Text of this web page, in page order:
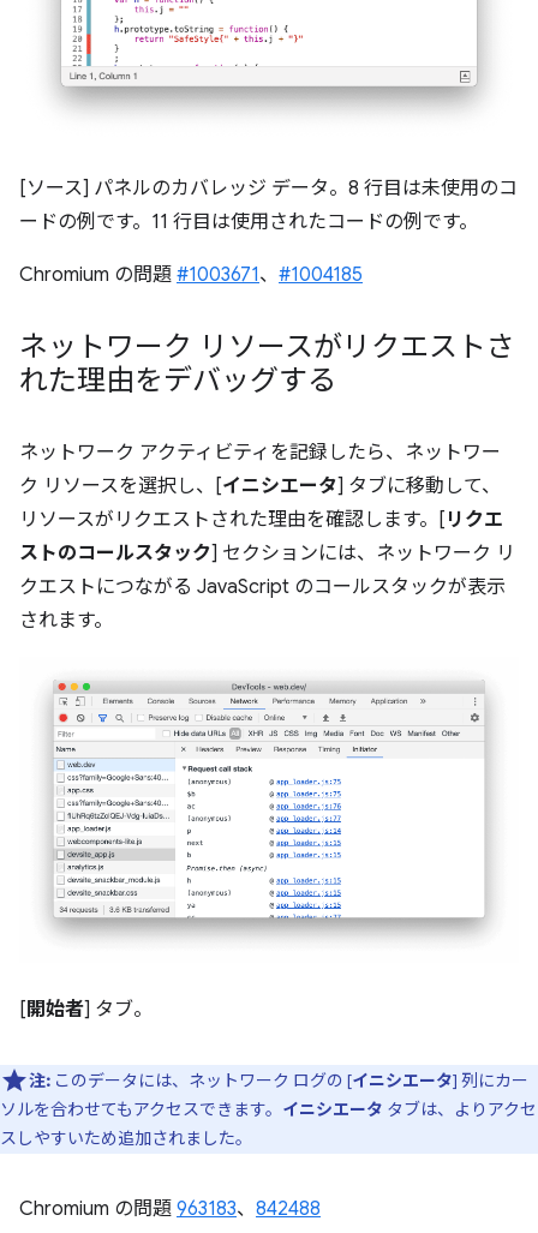
[ソース] パネルのカバレッジ データ。8 行目は未使用のコ
ードの例です。11 行目は使用されたコードの例です。
Chromium の問題 #1003671、 #1004185
ネットワーク リソースがリクエストさ
れた理由をデバッグする
ネットワーク アクティビティを記録したら、ネットワー
ク リソースを選択し、[イニシエータ] タブに移動して、
リソースがリクエストされた理由を確認します。[ リクエ
ストのコールスタック] セクションには、ネットワーク リ
クエストにつながる JavaScript のコールスタックが表示
されます。
[ 開始者] タブ。
注: このデータには、ネットワーク ログの [イニシエータ] 列にカー
ソルを合わせてもアクセスできます。 イニシエータ タブは、よりアクセ
スしやすいため追加されました。
Chromium の問題 963183、 842488